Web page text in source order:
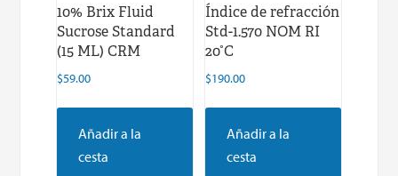
10% Brix Fluid
Sucrose Standard
(15 ML) CRM
$59.00
Añadir a la
cesta
Índice de refracción
Std-1.570 NOM RI
20°C
$190.00
Añadir a la
cesta